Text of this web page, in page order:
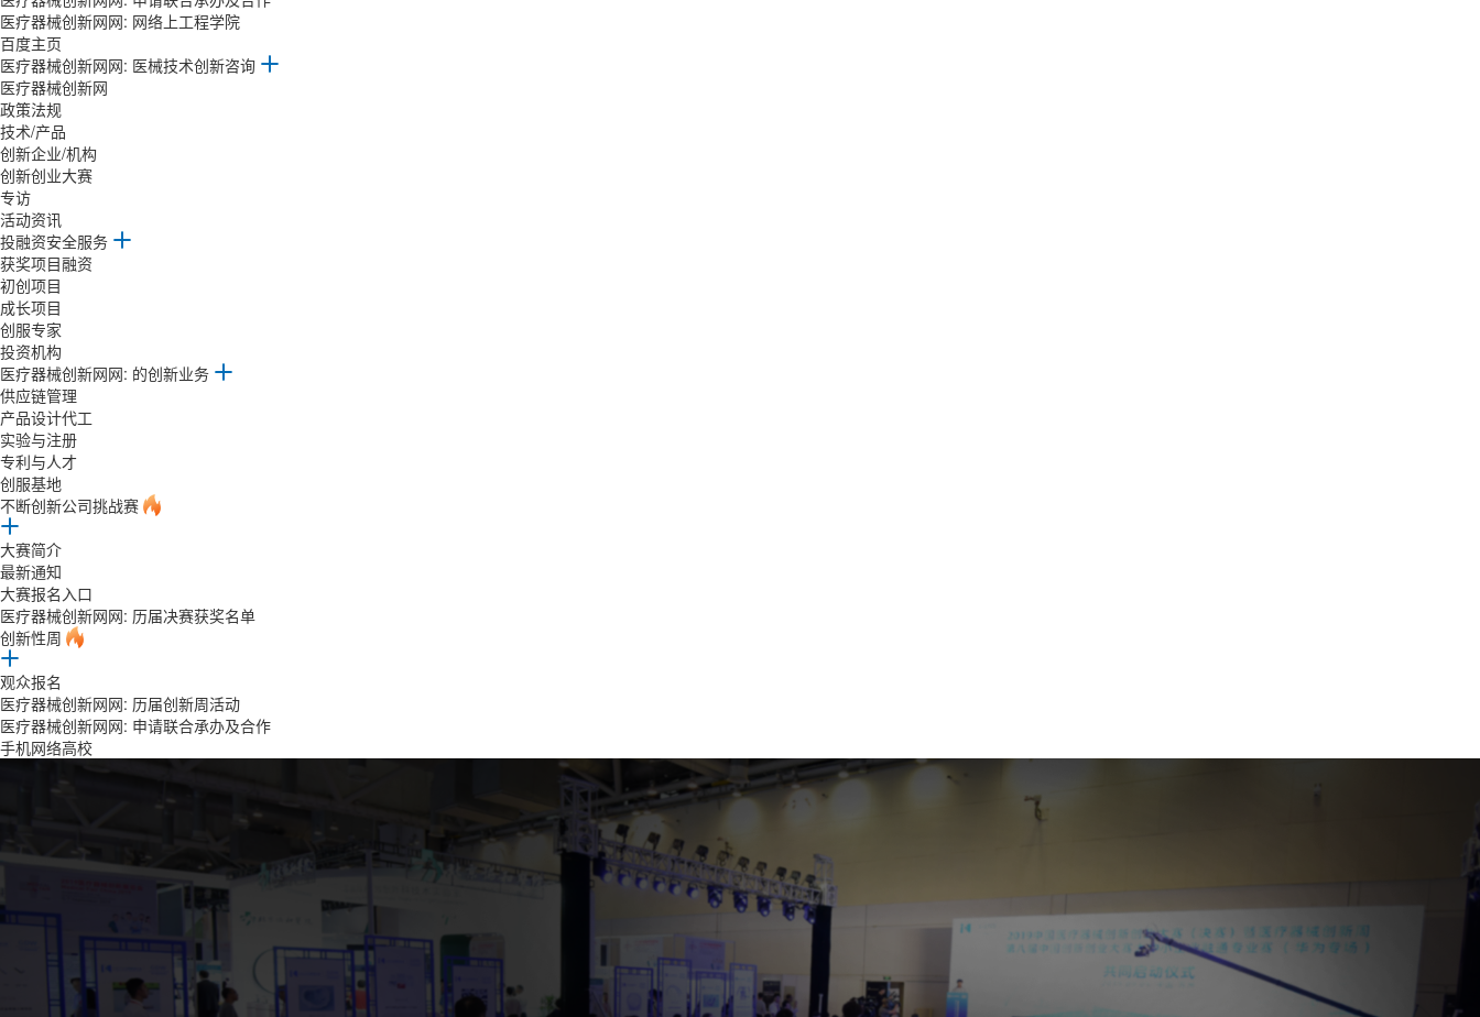
医疗器械创新网网: 网络上工程学院
百度主页
医疗器械创新网网: 医械技术创新咨询
医疗器械创新网
政策法规
技术/产品
创新企业/机构
创新创业大赛
专访
活动资讯
投融资安全服务
获奖项目融资
初创项目
成长项目
创服专家
投资机构
医疗器械创新网网: 的创新业务
供应链管理
产品设计代工
实验与注册
专利与人才
创服基地
不断创新公司挑战赛
大赛简介
最新通知
大赛报名入口
医疗器械创新网网: 历届决赛获奖名单
创新性周
观众报名
医疗器械创新网网: 历届创新周活动
医疗器械创新网网: 申请联合承办及合作
手机网络高校